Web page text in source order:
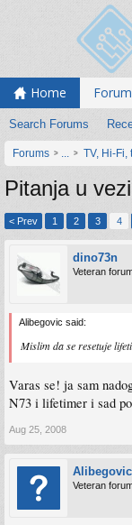
Home
Search Forums
Forums ... TV, Hi-Fi,
Pitanja u
< Prev 1 2 3 4
dino73n
Veteran
Alibegovic said:
Mislim da se resetuje
Varas se! ja sam
N73 i lifetimer i sad
Aug 25, 2008
Alibegovic
Veteran